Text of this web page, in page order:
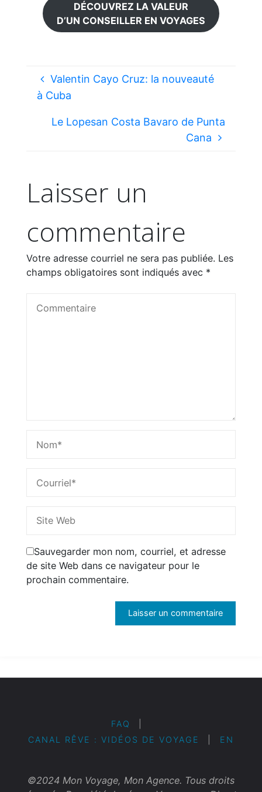
DÉCOUVREZ LA VALEUR
D’UN CONSEILLER EN VOYAGES
Valentin Cayo Cruz: la nouveauté
à Cuba
Le Lopesan Costa Bavaro de Punta
Cana
Laisser un
commentaire
Votre adresse courriel ne sera pas publiée. Les
champs obligatoires sont indiqués avec *
Sauvegarder mon nom, courriel, et adresse
de site Web dans ce navigateur pour le
prochain commentaire.
FAQ
CANAL RÊVE : VIDÉOS DE VOYAGE
EN
©2024 Mon Voyage, Mon Agence. Tous droits